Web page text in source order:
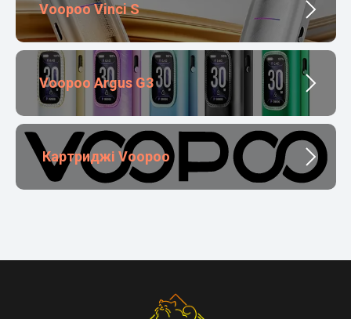
Voopoo Vinci S
Voopoo Argus G3
Картриджі Voopoo